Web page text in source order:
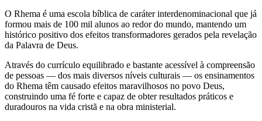
O Rhema é uma escola bíblica de caráter interdenominacional que já
formou mais de 100 mil alunos ao redor do mundo, mantendo um
histórico positivo dos efeitos transformadores gerados pela revelação
da Palavra de Deus.
Através do currículo equilibrado e bastante acessível à compreensão
de pessoas — dos mais diversos níveis culturais — os ensinamentos
do Rhema têm causado efeitos maravilhosos no povo Deus,
construindo uma fé forte e capaz de obter resultados práticos e
duradouros na vida cristã e na obra ministerial.